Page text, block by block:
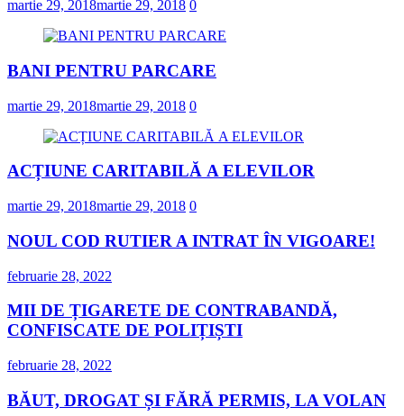
martie 29, 2018martie 29, 2018 0
BANI PENTRU PARCARE
martie 29, 2018martie 29, 2018 0
ACȚIUNE CARITABILĂ A ELEVILOR
martie 29, 2018martie 29, 2018 0
NOUL COD RUTIER A INTRAT ÎN VIGOARE!
februarie 28, 2022
MII DE ȚIGARETE DE CONTRABANDĂ,
CONFISCATE DE POLIȚIȘTI
februarie 28, 2022
BĂUT, DROGAT ȘI FĂRĂ PERMIS, LA VOLAN